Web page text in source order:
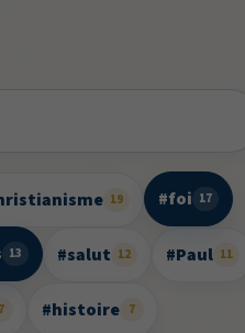
19 #foi 17
13 #salut 12 #Paul 11
7 #histoire 7